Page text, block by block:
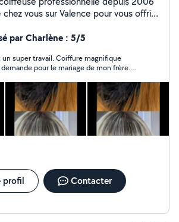
vous sur Valence pour vous offrir
ou un style personnalisé et
par Charlène : 5/5
Coiffure magnifique
pour le mariage de mon frère.
profil Contacter